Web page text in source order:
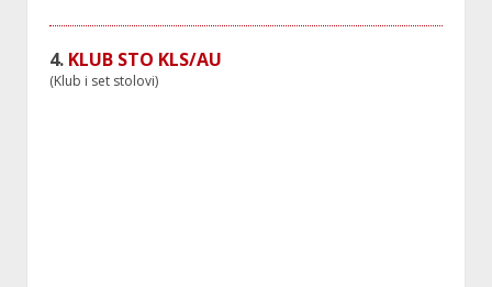
4. KLUB STO KLS/AU
(Klub i set stolovi)